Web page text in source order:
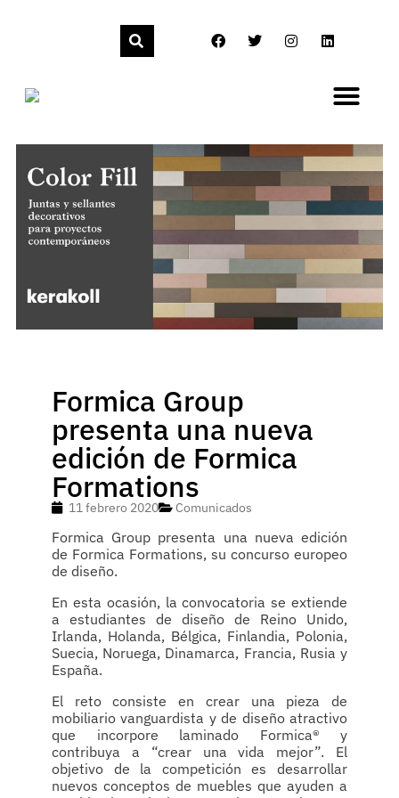
Formica Group
presenta una nueva
edición de Formica
Formations
11 febrero 2020 Comunicados
Formica Group presenta una nueva edición
de Formica Formations, su concurso europeo
de diseño.
En esta ocasión, la convocatoria se extiende
a estudiantes de diseño de Reino Unido,
Irlanda, Holanda, Bélgica, Finlandia, Polonia,
Suecia, Noruega, Dinamarca, Francia, Rusia y
España.
El reto consiste en crear una pieza de
mobiliario vanguardista y de diseño atractivo
que incorpore laminado Formica® y
contribuya a “crear una vida mejor”. El
objetivo de la competición es desarrollar
nuevos conceptos de muebles que ayuden a